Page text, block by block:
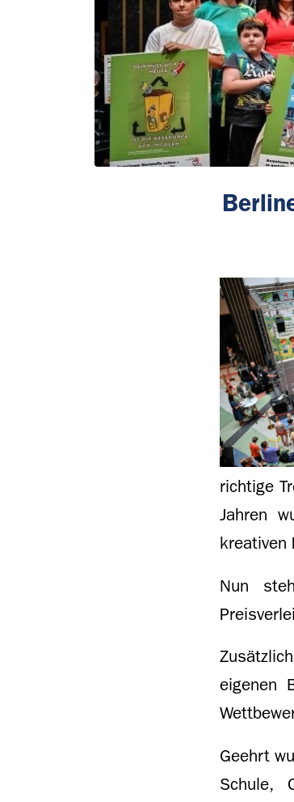
richtige
Jahren
kreativen
Nun
eigenen
Geehrt
Schule,